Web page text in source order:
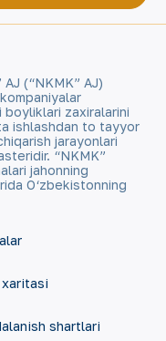
(“NKMK” AJ)
zaxiralarini
ishlashdan to tayyor
jarayonlari
“NKMK”
jahonning
O‘zbekistonning
shartlari